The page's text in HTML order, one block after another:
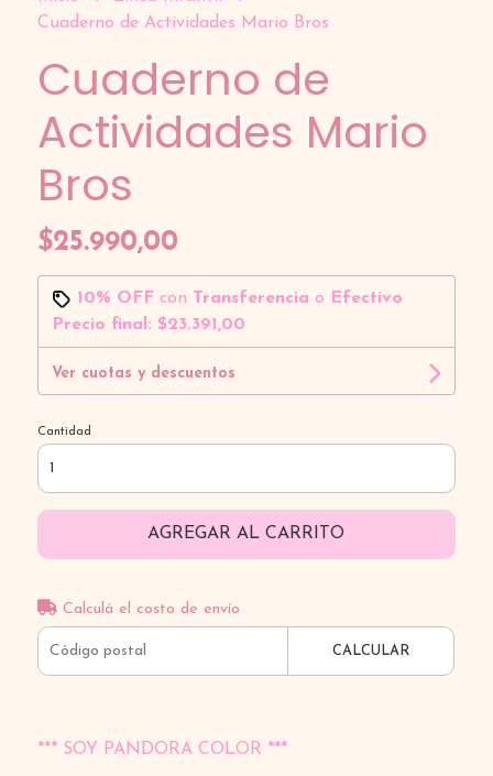
Cuaderno de Actividades Mario Bros
Cuaderno de
Actividades Mario
Bros
$25.990,00
10% OFFcon Transferencia o
Efectivo
Precio final: $23.391,00
Ver cuotas y descuentos
Cantidad
AGREGAR AL CARRITO
Calculá el costo de envío
CALCULAR
*** SOY PANDORA COLOR ***